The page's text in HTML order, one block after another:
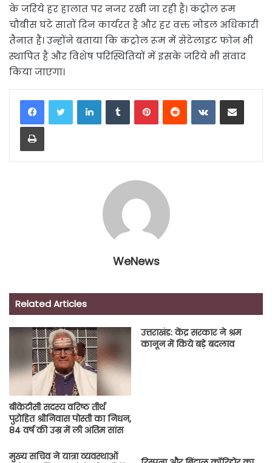
के जरिये हर हालात पर नजर रखी जा रही है। कंट्रोल रूम
चौबीस घंटे सातों दिन कार्यरत है और हर वक्त नोडल अधिकारी
तैनात हैं। उन्होंने बताया कि कंट्रोल रूम में सेटेलाइट फोन भी
स्थापित है और विशेष परिस्थितियों में इसके जरिये भी संवाद
किया जाएगा।
LinkedInTumblrPinterestReddit VKontakteShare via Email
Print
WeNews
Related Articles
बीकेटीसी सदस्य वरिष्ठ तीर्थ
पुरोहित श्रीनिवास पोस्ती का निधन,
84 वर्ष की उम्र में ली अंतिम सांस
उत्तराखंड: केंद्र सरकार ने श्रम
कानून में किये बड़े बदलाव
मुख्य सचिव ने यात्रा व्यवस्थाओं